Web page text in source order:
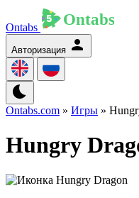
Ontabs
Авторизация
Ontabs.com » Игры »
Hungry